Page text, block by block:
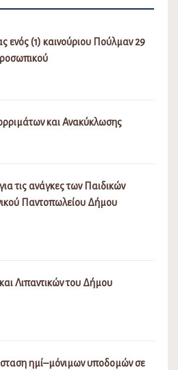
ενός (1) καινούριου Πούλμαν 29
και Ανακύκλωσης
τις ανάγκες των Παιδικών
Παντοπωλείου Δήμου
Λιπαντικών του Δήμου
ημί–μόνιμων υποδομών σε